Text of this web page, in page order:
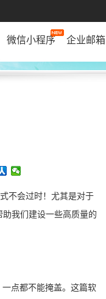
微信小程序 企业邮箱
不会过时！尤其是对于
我们建设一些高质量的
点都不能掩盖。这篇软